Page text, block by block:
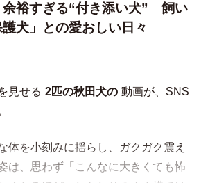
余裕すぎる“付き添い犬” 飼い
犬」との愛おしい日々
見せる 2匹の秋田犬の 動画が、SNS
体を小刻みに揺らし、ガクガク震え
は、思わず「こんなに大きくても怖